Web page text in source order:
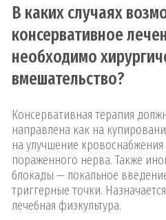
В каких случаях
консервативное
необходимо
вмешательство?
Консервативная терапия
направлена как на
на улучшение
пораженного нерва. Также
блокады — локальное
триггерные точки.
лечебная физкультура.